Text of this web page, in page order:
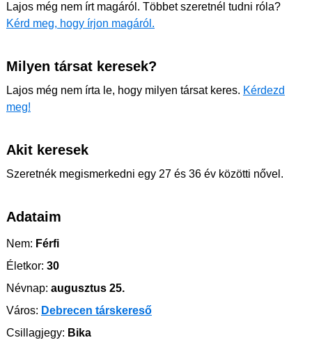
Lajos még nem írt magáról. Többet szeretnél tudni róla?
Kérd meg, hogy írjon magáról.
Milyen társat keresek?
Lajos még nem írta le, hogy milyen társat keres. Kérdezd
meg!
Akit keresek
Szeretnék megismerkedni egy 27 és 36 év közötti nővel.
Adataim
Nem: Férfi
Életkor: 30
Névnap: augusztus 25.
Város: Debrecen társkereső
Csillagjegy: Bika